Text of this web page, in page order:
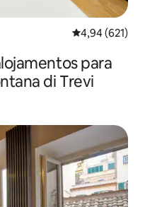
Classificação
4,94 (621)
para
di Trevi